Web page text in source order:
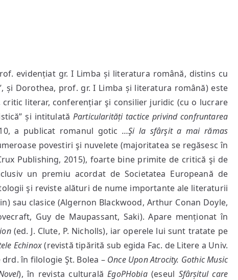
evidențiat gr. I Limba și literatura română, distins cu
și Dorothea, prof. gr. I Limba și literatura română) este
literar, conferențiar şi consilier juridic (cu o lucrare
și intitulată Particularități tactice privind confruntarea
a publicat romanul gotic …Şi la sfârşit a mai rămas
povestiri şi nuvelete (majoritatea se regăsesc în
Publishing, 2015), foarte bine primite de critică şi de
un premiu acordat de Societatea Europeană de
şi reviste alături de nume importante ale literaturii
sau clasice (Algernon Blackwood, Arthur Conan Doyle,
Guy de Maupassant, Saki). Apare menționat în
(ed. J. Clute, P. Nicholls), iar operele lui sunt tratate pe
Echinox(revistă tipărită sub egida Fac. de Litere a Univ.
drd. în filologie Şt. Bolea – Once Upon Atrocity. Gothic Music
), în revista culturalăEgoPHobia(eseul Sfârșitul care